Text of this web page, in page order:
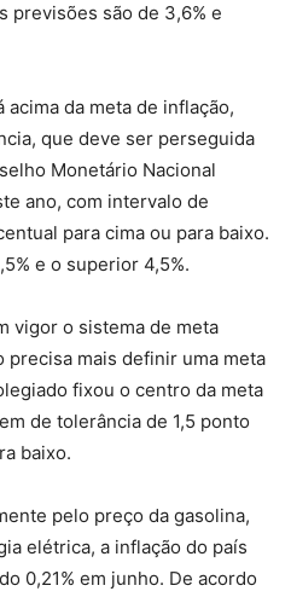
previsões são de 3,6% e
da meta de inflação,
que deve ser perseguida
Monetário Nacional
ano, com intervalo de
para cima ou para baixo.
e o superior 4,5%.
vigor o sistema de meta
precisa mais definir uma meta
fixou o centro da meta
de tolerância de 1,5 ponto
baixo.
pelo preço da gasolina,
elétrica, a inflação do país
0,21% em junho. De acordo